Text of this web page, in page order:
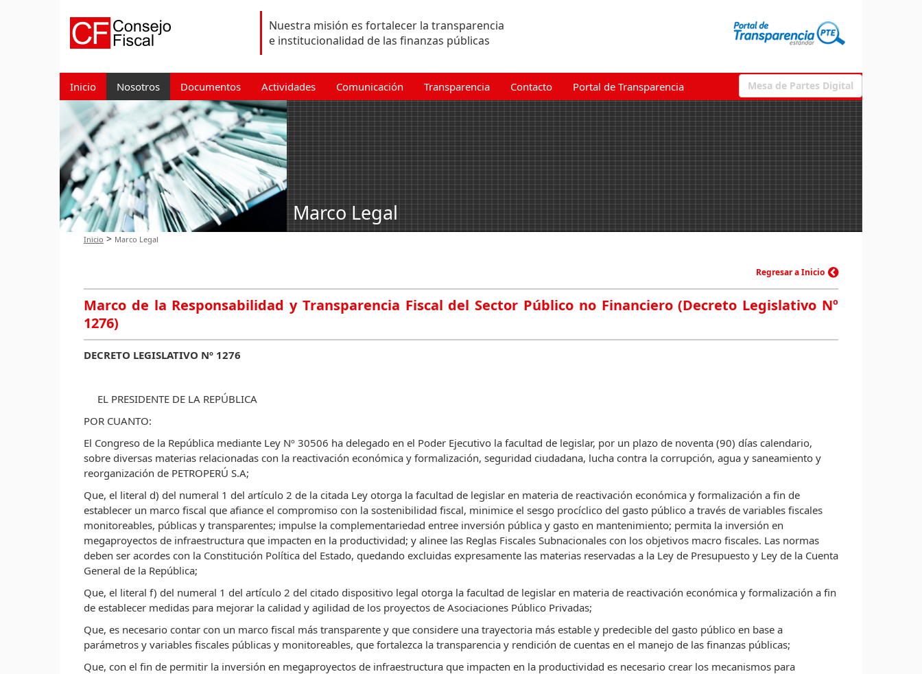
Nuestra misión es fortalecer la transparencia
e institucionalidad de las finanzas públicas
Mesa de Partes Digital
Inicio Nosotros Documentos Actividades Comunicación Transparencia Contacto Portal de Transparencia
Marco Legal
Inicio > Marco Legal
Regresar a Inicio
Marco de la Responsabilidad y Transparencia Fiscal del Sector Público no Financiero (Decreto Legislativo Nº
1276)
DECRETO LEGISLATIVO Nº 1276
EL PRESIDENTE DE LA REPÚBLICA
POR CUANTO:
El Congreso de la República mediante Ley Nº 30506 ha delegado en el Poder Ejecutivo la facultad de legislar, por un plazo de noventa (90) días calendario,
sobre diversas materias relacionadas con la reactivación económica y formalización, seguridad ciudadana, lucha contra la corrupción, agua y saneamiento y
reorganización de PETROPERÚ S.A;
Que, el literal d) del numeral 1 del artículo 2 de la citada Ley otorga la facultad de legislar en materia de reactivación económica y formalización a fin de
establecer un marco fiscal que afiance el compromiso con la sostenibilidad fiscal, minimice el sesgo procíclico del gasto público a través de variables fiscales
monitoreables, públicas y transparentes; impulse la complementariedad entree inversión pública y gasto en mantenimiento; permita la inversión en
megaproyectos de infraestructura que impacten en la productividad; y alinee las Reglas Fiscales Subnacionales con los objetivos macro fiscales. Las normas
deben ser acordes con la Constitución Política del Estado, quedando excluidas expresamente las materias reservadas a la Ley de Presupuesto y Ley de la Cuenta
General de la República;
Que, el literal f) del numeral 1 del artículo 2 del citado dispositivo legal otorga la facultad de legislar en materia de reactivación económica y formalización a fin
de establecer medidas para mejorar la calidad y agilidad de los proyectos de Asociaciones Público Privadas;
Que, es necesario contar con un marco fiscal más transparente y que considere una trayectoria más estable y predecible del gasto público en base a
parámetros y variables fiscales públicas y monitoreables, que fortalezca la transparencia y rendición de cuentas en el manejo de las finanzas públicas;
Que, con el fin de permitir la inversión en megaproyectos de infraestructura que impacten en la productividad es necesario crear los mecanismos para